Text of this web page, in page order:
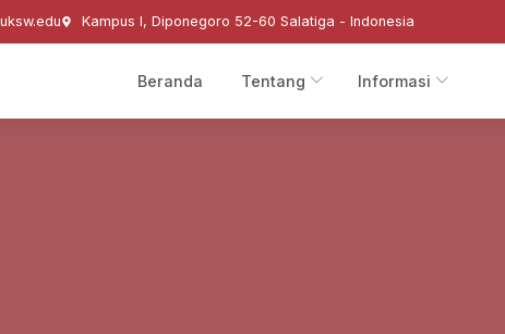
Kampus I, Diponegoro 52-60 Salatiga - Indonesia
Beranda Tentang Informasi